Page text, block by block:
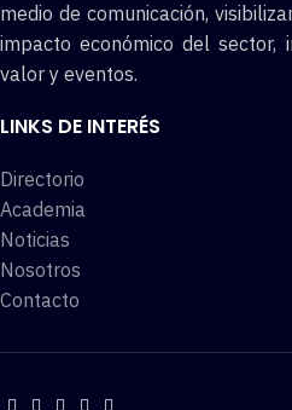
medio de comunicación,
impacto económico del sector,
valor y eventos.
LINKS DE INTERÉS
Directorio
Academia
Noticias
Nosotros
Contacto